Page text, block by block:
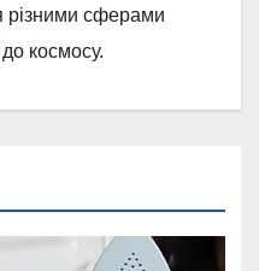
різними сферами
до космосу.